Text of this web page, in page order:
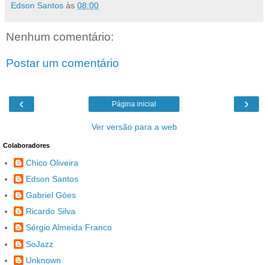
Edson Santos às 08:00
Nenhum comentário:
Postar um comentário
‹ ›
Página inicial
Ver versão para a web
Colaboradores
Chico Oliveira
Edson Santos
Gabriel Góes
Ricardo Silva
Sérgio Almeida Franco
SoJazz
Unknown